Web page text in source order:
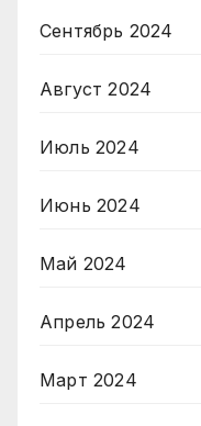
Сентябрь 2024
Август 2024
Июль 2024
Июнь 2024
Май 2024
Апрель 2024
Март 2024